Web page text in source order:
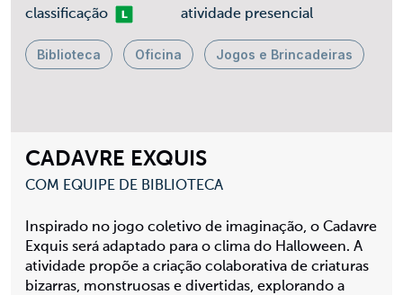
CADAVRE EXQUIS
COM EQUIPE DE BIBLIOTECA
Inspirado no jogo coletivo de imaginação, o Cadavre
Exquis será adaptado para o clima do Halloween. A
atividade propõe a criação colaborativa de criaturas
bizarras, monstruosas e divertidas, explorando a
classificaçãoLivre atividade presencial
Biblioteca Oficina Jogos e Brincadeiras